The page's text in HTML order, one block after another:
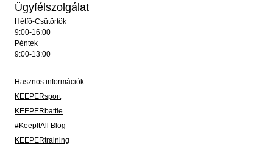
Ügyfélszolgálat
Hétfő-Csütörtök
9:00-16:00
Péntek
9:00-13:00
Hasznos információk
KEEPERsport
KEEPERbattle
#KeepItAll Blog
KEEPERtraining